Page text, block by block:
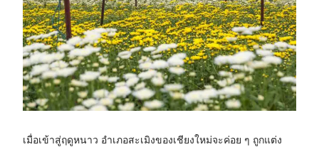
เมื่อเข้าสู่ฤดูหนาว อำเภอสะเมิงของเชียงใหม่จะค่อย ๆ ถูกแต่ง